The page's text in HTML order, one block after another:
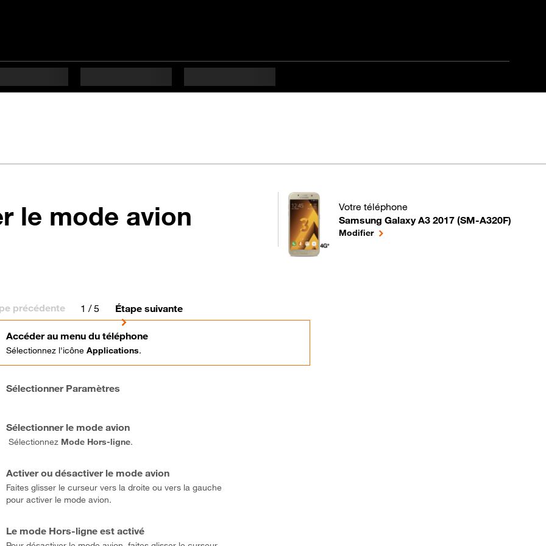
le mode avion en 5 étapes difficulté
Votre téléphone
Samsung Galaxy A3 2017 (SM-A320F)
pour votre Samsung Galaxy A3 2017 (SM-A320F)
Modifierle téléphone sélectionné
précédente 1 / 5 Étape suivante
Accéder au menu du téléphone
Sélectionnez l'icône Applications.
Sélectionner Paramètres
Sélectionner le mode avion
Sélectionnez Mode Hors-ligne.
Activer ou désactiver le mode avion
Faites glisser le curseur vers la droite ou vers la gauche
pour activer le mode avion.
Le mode Hors-ligne est activé